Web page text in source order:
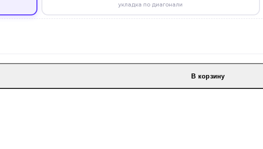
укладка по диагонали
В корзину